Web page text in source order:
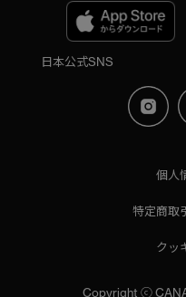
日本公式SNS
個人
特定商取
クッ
Copyright ⓒ